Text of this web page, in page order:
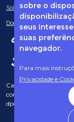
sobre o
seus
suas
navegador.
Para mais
Privacidade e
Solicitação de
Documentos obrigatórios
Caso tenha dúvidas
contato com o nosso
dpo@fcopel.org.br